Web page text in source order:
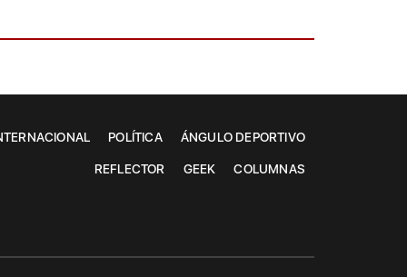
POLÍTICA ÁNGULO DEPORTIVO
REFLECTOR GEEK COLUMNAS